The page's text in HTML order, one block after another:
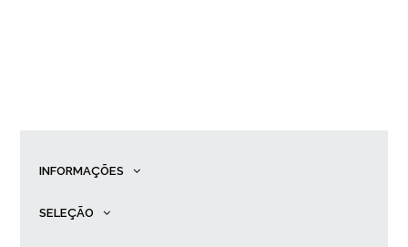
INFORMAÇÕES
SELEÇÃO